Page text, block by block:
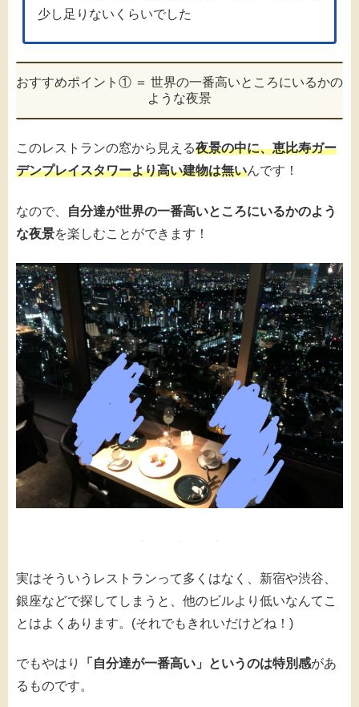
少し足りないくらいでした
おすすめポイント① ＝ 世界の一番高いところにいるかの
ような夜景
このレストランの窓から見える夜景の中に、恵比寿ガー
デンプレイスタワーより高い建物は無いんです！
なので、
自分達が世界の一番高いところにいるかのよう
な夜景を楽しむことができます！
実はそういうレストランって多くはなく、新宿や渋谷、
銀座などで探してしまうと、他のビルより低いなんてこ
とはよくあります。(それでもきれいだけどね！)
でもやはり 「自分達が一番高い」というのは特別感があ
るものです。